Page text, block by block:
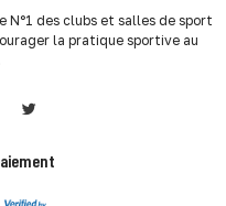
N°1 des clubs et salles de sport
la pratique sportive au